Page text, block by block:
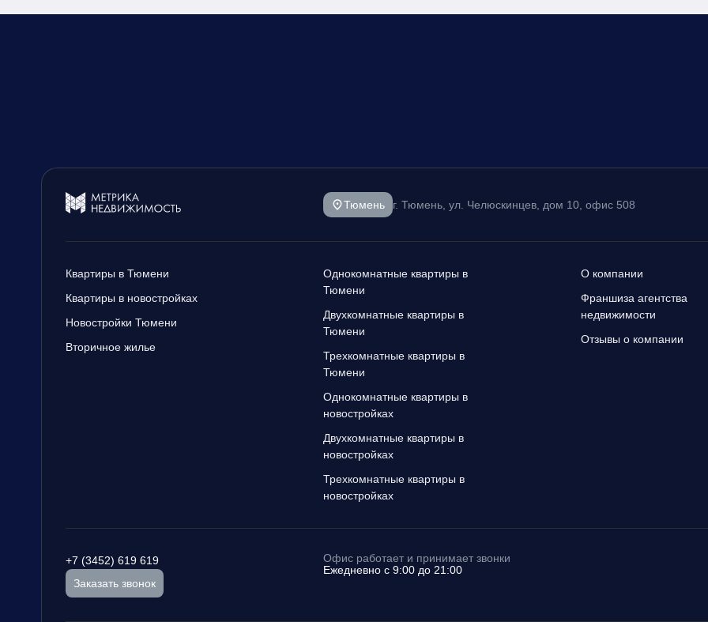
Тюмень г. Тюмень, ул. Челюскинцев, дом 10, офис 508
Квартиры в Тюмени
Квартиры в новостройках
Новостройки Тюмени
Вторичное жилье
Однокомнатные квартиры в
Тюмени
Двухкомнатные квартиры в
Тюмени
Трехкомнатные квартиры в
Тюмени
Однокомнатные квартиры в
новостройках
Двухкомнатные квартиры в
новостройках
Трехкомнатные квартиры в
новостройках
О компании
Франшиза агентства
недвижимости
Отзывы о компании
+7 (3452) 619 619
Заказать звонок
Офис работает и принимает звонки
Ежедневно с 9:00 до 21:00